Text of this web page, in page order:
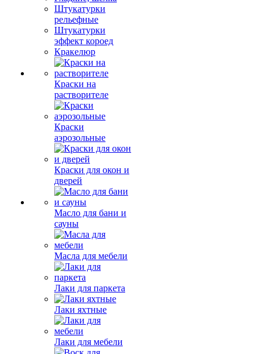
Штукатурки
рельефные
Штукатурки
эффект короед
Кракелюр
Краски на
растворителе
Краски
аэрозольные
Краски для окон и
дверей
Масло для бани и
сауны
Масла для мебели
Лаки для паркета
Лаки яхтные
Лаки для мебели